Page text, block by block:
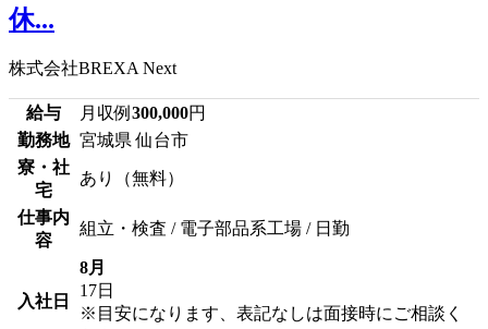
休...
株式会社BREXA Next
給与 月収例 300,000円
勤務地 宮城県 仙台市
寮・社
宅
あり（無料）
仕事内
容
組立・検査 / 電子部品系工場 / 日勤
入社日
8月
17日
※目安になります、表記なしは面接時にご相談く